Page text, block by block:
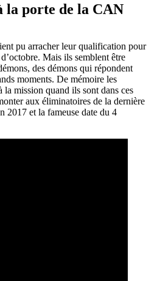
la porte de la CAN
pu arracher leur qualification pour
Mais ils semblent être
des démons qui répondent
moments. De mémoire les
la mission quand ils sont dans ces
aux éliminatoires de la dernière
2017 et la fameuse date du 4